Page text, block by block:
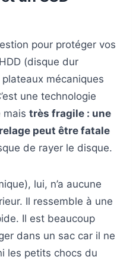
pour protéger vos
(disque dur
mécaniques
une technologie
mais très fragile : une
peut être fatale
de rayer le disque.
lui, n’a aucune
Il ressemble à une
Il est beaucoup
dans un sac car il ne
les petits chocs du